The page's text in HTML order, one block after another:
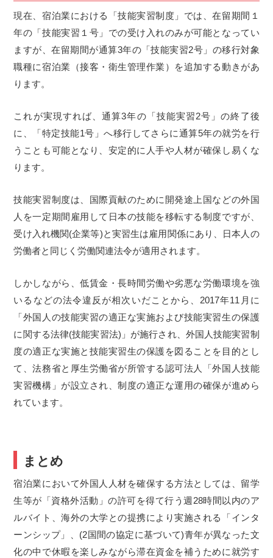
現在、宿泊業における「技能実習制度」では、在留期間１
年の「技能実習１号」での受け入れのみが可能となってい
ますが、在留期間が通算3年の「技能実習2号」の移行対象
職種に宿泊業（接客・衛生管理作業）を追加する動きがあ
ります。
これが実現すれば、通算3年の「技能実習2号」の終了後
に、「特定技能1号」へ移行してさらに通算5年の就労を行
うことも可能となり、安定的に人手や人材が確保し易くな
ります。
技能実習制度は、国際貢献のために開発途上国などの外国
人を一定期間雇用して日本の技能を移転する制度ですが、
受け入れ機関(企業等)と実習生は雇用関係にあり、日本人の
労働者と同じく労働関連法令が適用されます。
しかしながら、低賃金・長時間労働や劣悪な労働環境を強
いるなどの法令違反が相次いだことから、2017年11月に
「外国人の技能実習の適正な実施および技能実習生の保護
に関する法律(技能実習法)」が施行され、外国人技能実習制
度の適正な実施と技能実習生の保護を図ることを目的とし
て、法務省と厚生労働省が所管する認可法人「外国人技能
実習機構」が設立され、制度の適正な運用の確保が進めら
れています。
まとめ
宿泊業において外国人人材を確保する方法としては、留学
生等が「資格外活動」の許可を得て行う週28時間以内のア
ルバイト、海外の大学との提携により実施される「インタ
ーンシップ」、(2国間の協定に基づいて)青年が異なった文
化の中で休暇を楽しみながら滞在資金を補うために就労す